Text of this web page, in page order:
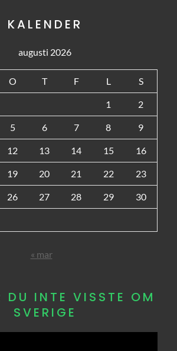
KALENDER
augusti 2026
O T F L S
1 2
5 6 7 8 9
12 13 14 15 16
19 20 21 22 23
26 27 28 29 30
« mar
DU INTE VISSTE OM
SVERIGE